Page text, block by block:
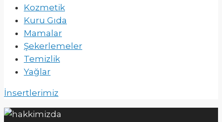
Kozmetik
Kuru Gıda
Mamalar
Şekerlemeler
Temizlik
Yağlar
İnsertlerimiz